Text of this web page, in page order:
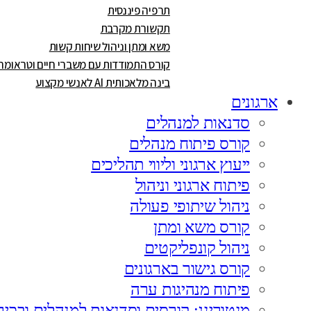
תרפיה פיננסית
תקשורת מקרבת
משא ומתן וניהול שיחות קשות
קורס התמודדות עם משברי חיים
בינה מלאכותית AI לאנשי מקצוע
ארגונים
סדנאות למנהלים
קורס פיתוח מנהלים
ייעוץ ארגוני וליווי תהליכים
פיתוח ארגוני וניהול
ניהול שיתופי פעולה
קורס משא ומתן
ניהול קונפליקטים
קורס גישור בארגונים
פיתוח מנהיגות ערה